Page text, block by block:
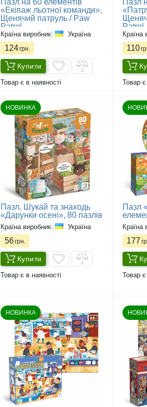
Пазл на 60 елементів
«Екіпаж льотної команди»,
Щенячий патруль / Paw
Patrol
Країна виробник: Україна
124грн.
Купити
Товар є в наявності
Пазл
Patrol
Країна
110
Товар є
НОВИНКА
Пазл. Шукай та знаходь
«Дарунки осені», 80 пазлів
Країна виробник: Україна
56грн.
Купити
Товар є в наявності
Пазл
Країна
177
Товар є
НОВИНКА